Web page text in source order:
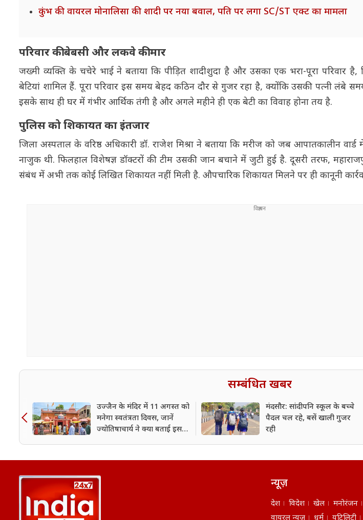
कुंभ की वायरल मोनालिसा की शादी पर नया बवाल, पति पर लगा SC/ST एक्ट का मामला
परिवार की बेबसी और लकवे की मार
जख्मी व्यक्ति के चचेरे भाई ने बताया कि पीड़ित शादीशुदा है और उसका एक भरा-पूरा परिवार
बेटियां शामिल हैं. पूरा परिवार इस समय बेहद कठिन दौर से गुजर रहा है, क्योंकि उसकी पत्नी लंबे
इसके साथ ही घर में गंभीर आर्थिक तंगी है और अगले महीने ही एक बेटी का विवाह होना तय है.
पुलिस को शिकायत का इंतजार
जिला अस्पताल के वरिष्ठ अधिकारी डॉ. राजेश मिश्रा ने बताया कि मरीज को जब आपातकालीन
नाजुक थी. फिलहाल विशेषज्ञ डॉक्टरों की टीम उसकी जान बचाने में जुटी हुई है. दूसरी तरफ,
संबंध में अभी तक कोई लिखित शिकायत नहीं मिली है. औपचारिक शिकायत मिलने पर ही कानूनी
सम्बंधित खबर
उज्जैन के मंदिर में 11 अगस्त को
मनेगा स्वतंत्रता दिवस, जानें
ज्योतिषाचार्य ने क्या बताई इसकी
मंदसौर: सांदीपनि स्कूल के बच्चे
पैदल चल रहे, बसें खाली गुजर
रही
न्यूज़
देश विदेश खेल मनोरंजन